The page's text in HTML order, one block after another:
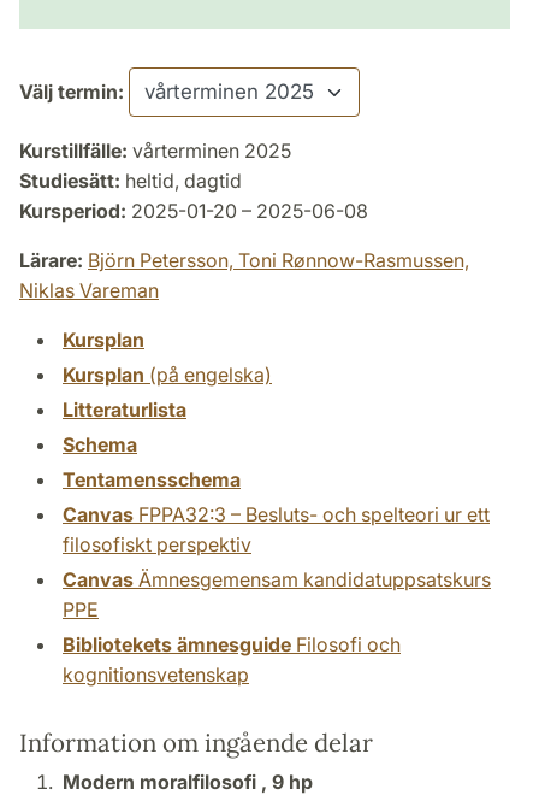
Välj termin:
Kurstillfälle: vårterminen 2025
Studiesätt: heltid, dagtid
Kursperiod: 2025-01-20 – 2025-06-08
Lärare: Björn Petersson, Toni Rønnow-Rasmussen,
Niklas Vareman
Kursplan
Kursplan (på engelska)
Litteraturlista
Schema
Tentamensschema
Canvas FPPA32:3 – Besluts- och spelteori ur ett
filosofiskt perspektiv
Canvas Ämnesgemensam kandidatuppsatskurs
PPE
Bibliotekets ämnesguide Filosofi och
kognitionsvetenskap
Information om ingående delar
Modern moralfilosofi , 9 hp